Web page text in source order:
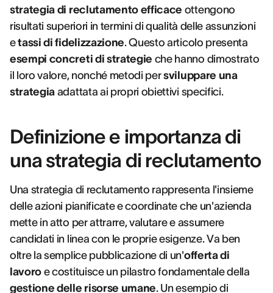
strategia di reclutamento efficace ottengono
risultati superiori in termini di qualità delle assunzioni
etassi di fidelizzazione. Questo articolo presenta
esempi concreti di strategie che hanno dimostrato
il loro valore, nonché metodi persviluppare una
strategia adattata ai propri obiettivi specifici.
Definizione e importanza di
una strategia di reclutamento
Una strategia di reclutamento rappresenta l'insieme
delle azioni pianificate e coordinate che un'azienda
mette in atto per attrarre, valutare e assumere
candidati in linea con le proprie esigenze. Va ben
oltre la semplice pubblicazione di un'offerta di
lavoro e costituisce un pilastro fondamentale della
gestione delle risorse umane. Un esempio di